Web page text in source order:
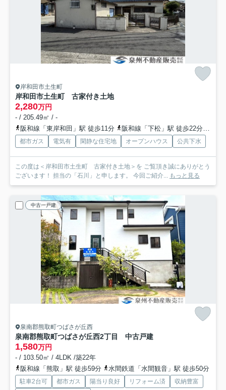
岸和田市土生町
岸和田市土生町 古家付き土地
2,280万円
- / 205.49㎡ / -
阪和線「東岸和田」駅 徒歩11分
阪和線「下松」駅 徒歩22分
都市ガス 電気有 閑静な住宅地 オープンハウス 公共下水
この度は＜岸和田市土生町 古家付き土地＞を ご覧頂き誠にありがとう
ございます！ 担当の「石川」と申します。 今回ご紹介... もっと見る
中古一戸建
泉南郡熊取町つばさが丘西
泉南郡熊取町つばさが丘西2丁目 中古戸建
1,580万円
- / 103.50㎡ / 4LDK /築22年
阪和線「熊取」駅 徒歩59分
水間鉄道「水間観音」駅 徒歩50分
駐車2台可 都市ガス 陽当り良好 リフォーム済
収納豊富